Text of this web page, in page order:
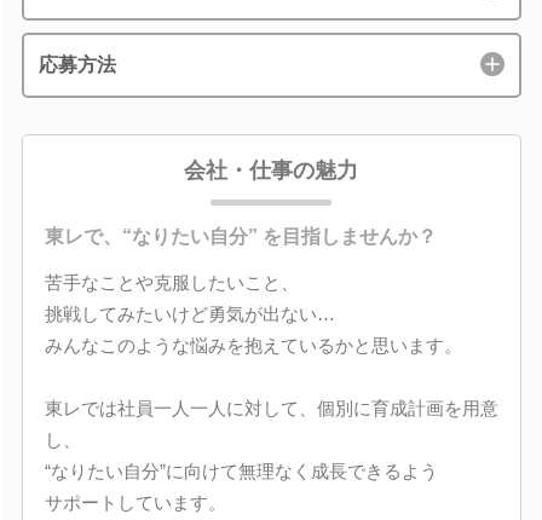
応募方法
会社・仕事の魅力
東レで、“なりたい自分” を目指しませんか？
苦手なことや克服したいこと、
挑戦してみたいけど勇気が出ない…
みんなこのような悩みを抱えているかと思います。
東レでは社員一人一人に対して、個別に育成計画を用意
し、
“なりたい自分”に向けて無理なく成長できるよう
サポートしています。